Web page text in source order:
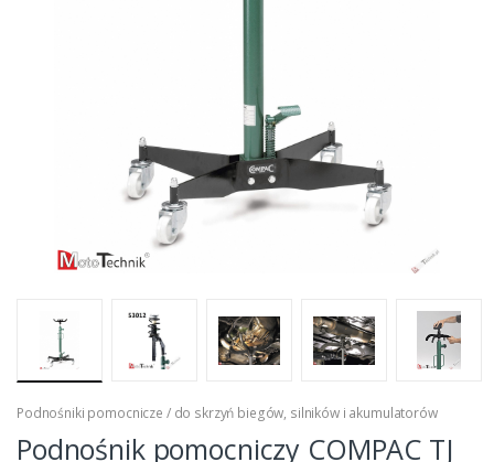
Podnośniki pomocnicze / do skrzyń biegów, silników i akumulatorów
Podnośnik pomocniczy COMPAC TJ